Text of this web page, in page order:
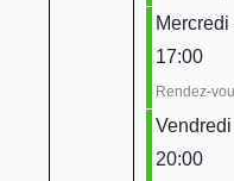
17:00
Rendez-
20:00